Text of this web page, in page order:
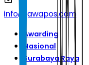
info@jawapos.com
Awarding
Nasional
Surabaya Raya